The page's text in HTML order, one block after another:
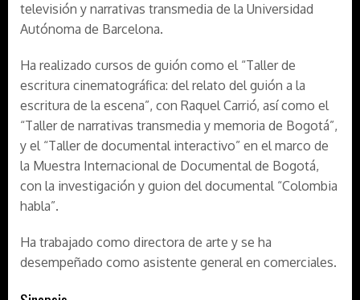
televisión y narrativas transmedia de la Universidad
Autónoma de Barcelona.
Ha realizado cursos de guión como el “Taller de
escritura cinematográfica: del relato del guión a la
escritura de la escena”, con Raquel Carrió, así como el
“Taller de narrativas transmedia y memoria de Bogotá”,
y el “Taller de documental interactivo” en el marco de
la Muestra Internacional de Documental de Bogotá,
con la investigación y guion del documental “Colombia
habla”.
Ha trabajado como directora de arte y se ha
desempeñado como asistente general en comerciales.